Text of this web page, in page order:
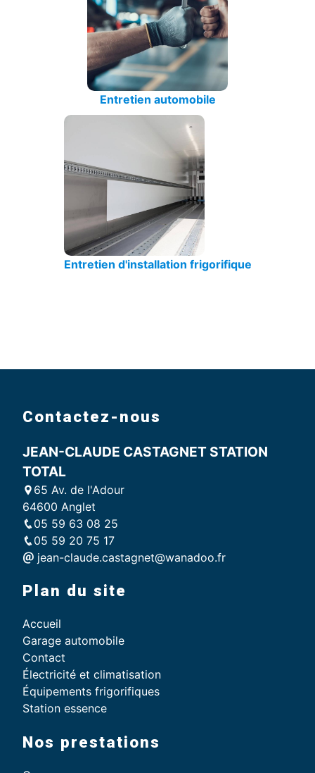
Entretien automobile
Entretien d'installation frigorifique
Contactez-nous
JEAN-CLAUDE CASTAGNET STATION
TOTAL
65 Av. de l'Adour
64600 Anglet
05 59 63 08 25
05 59 20 75 17
jean-claude.castagnet@wanadoo.fr
Plan du site
Accueil
Garage automobile
Contact
Électricité et climatisation
Équipements frigorifiques
Station essence
Nos prestations